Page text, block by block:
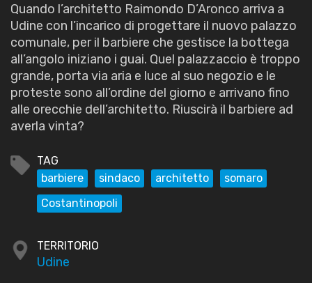
Quando l’architetto Raimondo D’Aronco arriva a
Udine con l’incarico di progettare il nuovo palazzo
comunale, per il barbiere che gestisce la bottega
all’angolo iniziano i guai. Quel palazzaccio è troppo
grande, porta via aria e luce al suo negozio e le
proteste sono all’ordine del giorno e arrivano fino
alle orecchie dell’architetto. Riuscirà il barbiere ad
averla vinta?
TAG
barbiere
sindaco architetto
somaro
Costantinopoli
TERRITORIO
Udine